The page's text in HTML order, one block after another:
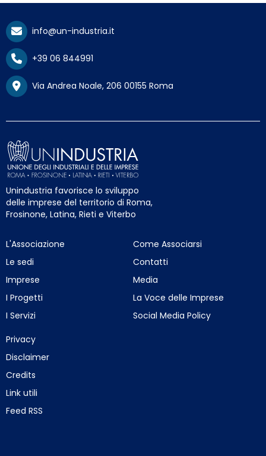
info@un-industria.it
+39 06 844991
Via Andrea Noale, 206 00155 Roma
Unindustria favorisce lo sviluppo
delle imprese del territorio di Roma,
Frosinone, Latina, Rieti e Viterbo
L'Associazione
Le sedi
Imprese
I Progetti
I Servizi
Come Associarsi
Contatti
Media
La Voce delle Imprese
Social Media Policy
Privacy
Disclaimer
Credits
Link utili
Feed RSS